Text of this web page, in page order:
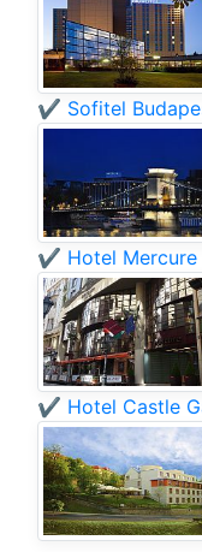
✔️ Sofitel
✔️ Hotel Mercure
✔️ Hotel Castle